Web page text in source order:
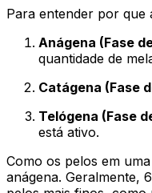
Para entender por que
Anágena (Fase
quantidade de
Catágena (Fase
Telógena (Fase
está ativo.
Como os pelos em
anágena. Geralmente,